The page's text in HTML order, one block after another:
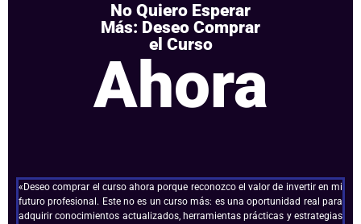
No Quiero Esperar
Más: Deseo Comprar
el Curso
Ahora
«Deseo comprar el curso ahora porque reconozco el valor de invertir en mi
futuro profesional. Este no es un curso más: es una oportunidad real para
adquirir conocimientos actualizados, herramientas prácticas y estrategias